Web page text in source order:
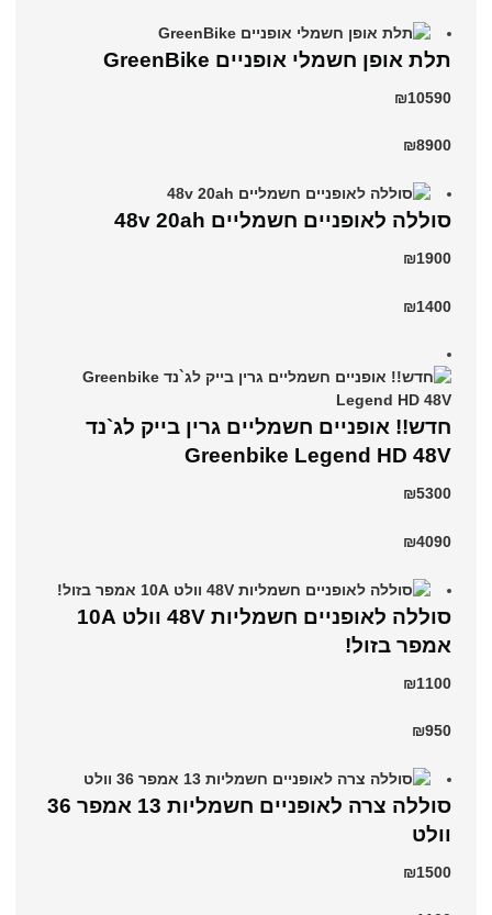
תלת אופן חשמלי אופניים GreenBike
₪10590
₪8900
סוללה לאופניים חשמליים 48v 20ah
₪1900
₪1400
חדש!! אופניים חשמליים גרין בייק לג`נד
Greenbike Legend HD 48V
₪5300
₪4090
סוללה לאופניים חשמליות 48V וולט 10A
אמפר בזול!
₪1100
₪950
סוללה צרה לאופניים חשמליות 13 אמפר 36
וולט
₪1500